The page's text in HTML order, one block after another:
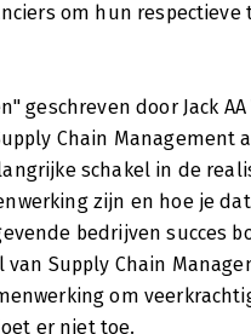
om hun
geschreven door Jack
Chain Management
schakel in de
zijn en hoe je
bedrijven succes
Supply Chain
om
er niet toe.